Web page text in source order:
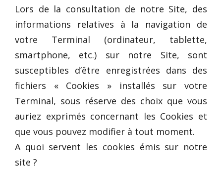
Lors de la consultation de notre Site, des
informations relatives à la navigation de
votre Terminal (ordinateur, tablette,
smartphone, etc.) sur notre Site, sont
susceptibles d’être enregistrées dans des
fichiers « Cookies » installés sur votre
Terminal, sous réserve des choix que vous
auriez exprimés concernant les Cookies et
que vous pouvez modifier à tout moment.
A quoi servent les cookies émis sur notre
site ?